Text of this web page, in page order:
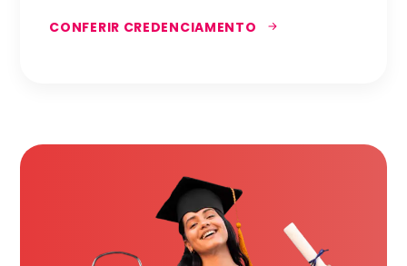
CONFERIR CREDENCIAMENTO